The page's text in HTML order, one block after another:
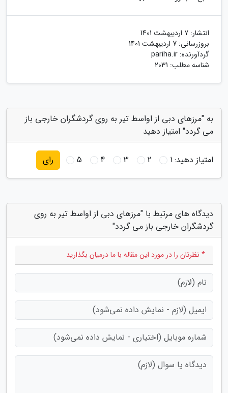
انتشار: 7 اردیبهشت 1401
بروزرسانی: 7 اردیبهشت 1401
گردآورنده: pariha.ir
شناسه مطلب: 2031
به "مرزهای دبی از اواسط تیر به روی گردشگران خارجی باز
می گردد" امتیاز دهید
امتیاز دهید:1
2
3
4
5 رای
دیدگاه های مرتبط با "مرزهای دبی از اواسط تیر به روی
گردشگران خارجی باز می گردد"
* نظرتان را در مورد این مقاله با ما درمیان بگذارید